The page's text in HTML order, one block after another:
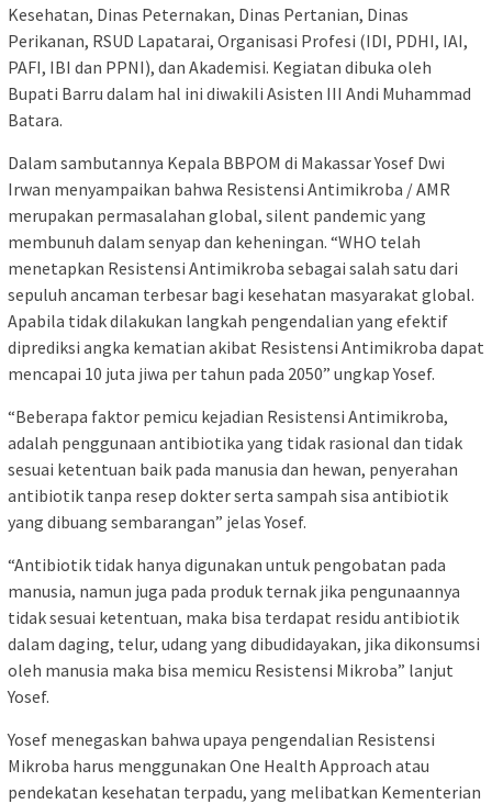
Kesehatan, Dinas Peternakan, Dinas Pertanian, Dinas
Perikanan, RSUD Lapatarai, Organisasi Profesi (IDI, PDHI, IAI,
PAFI, IBI dan PPNI), dan Akademisi. Kegiatan dibuka oleh
Bupati Barru dalam hal ini diwakili Asisten III Andi Muhammad
Batara.
Dalam sambutannya Kepala BBPOM di Makassar Yosef Dwi
Irwan menyampaikan bahwa Resistensi Antimikroba / AMR
merupakan permasalahan global, silent pandemic yang
membunuh dalam senyap dan keheningan. “WHO telah
menetapkan Resistensi Antimikroba sebagai salah satu dari
sepuluh ancaman terbesar bagi kesehatan masyarakat global.
Apabila tidak dilakukan langkah pengendalian yang efektif
diprediksi angka kematian akibat Resistensi Antimikroba dapat
mencapai 10 juta jiwa per tahun pada 2050” ungkap Yosef.
“Beberapa faktor pemicu kejadian Resistensi Antimikroba,
adalah penggunaan antibiotika yang tidak rasional dan tidak
sesuai ketentuan baik pada manusia dan hewan, penyerahan
antibiotik tanpa resep dokter serta sampah sisa antibiotik
yang dibuang sembarangan” jelas Yosef.
“Antibiotik tidak hanya digunakan untuk pengobatan pada
manusia, namun juga pada produk ternak jika pengunaannya
tidak sesuai ketentuan, maka bisa terdapat residu antibiotik
dalam daging, telur, udang yang dibudidayakan, jika dikonsumsi
oleh manusia maka bisa memicu Resistensi Mikroba” lanjut
Yosef.
Yosef menegaskan bahwa upaya pengendalian Resistensi
Mikroba harus menggunakan One Health Approach atau
pendekatan kesehatan terpadu, yang melibatkan Kementerian